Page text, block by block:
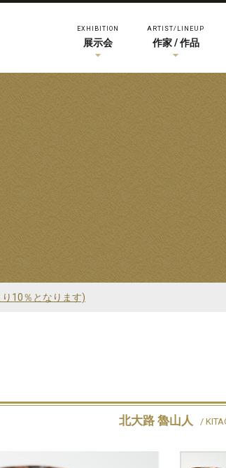
EXHIBITION
展示会
ARTIST/LINEUP
作家 / 作品
10％となります)
北大路 魯山人 /